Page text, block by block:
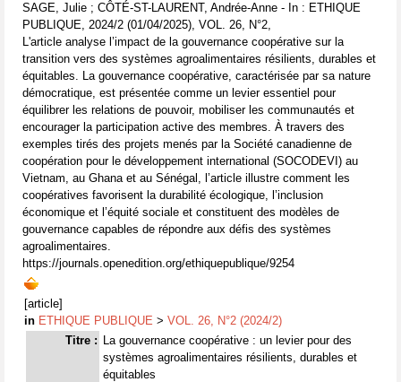
SAGE, Julie ; CÔTÉ-ST-LAURENT, Andrée-Anne - In : ETHIQUE
PUBLIQUE, 2024/2 (01/04/2025), VOL. 26, N°2,
L'article analyse l’impact de la gouvernance coopérative sur la
transition vers des systèmes agroalimentaires résilients, durables et
équitables. La gouvernance coopérative, caractérisée par sa nature
démocratique, est présentée comme un levier essentiel pour
équilibrer les relations de pouvoir, mobiliser les communautés et
encourager la participation active des membres. À travers des
exemples tirés des projets menés par la Société canadienne de
coopération pour le développement international (SOCODEVI) au
Vietnam, au Ghana et au Sénégal, l’article illustre comment les
coopératives favorisent la durabilité écologique, l’inclusion
économique et l’équité sociale et constituent des modèles de
gouvernance capables de répondre aux défis des systèmes
agroalimentaires.
https://journals.openedition.org/ethiquepublique/9254
[article]
in ETHIQUE PUBLIQUE > VOL. 26, N°2 (2024/2)
Titre : La gouvernance coopérative : un levier pour des
systèmes agroalimentaires résilients, durables et
équitables